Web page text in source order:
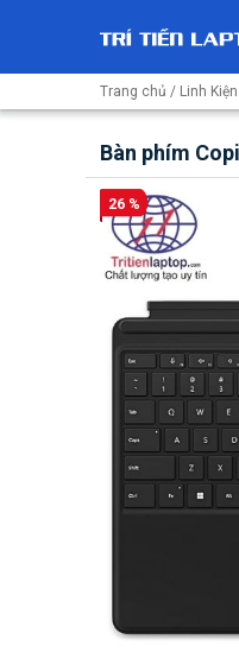
Trang chủ / Linh
Bàn phím
26 %